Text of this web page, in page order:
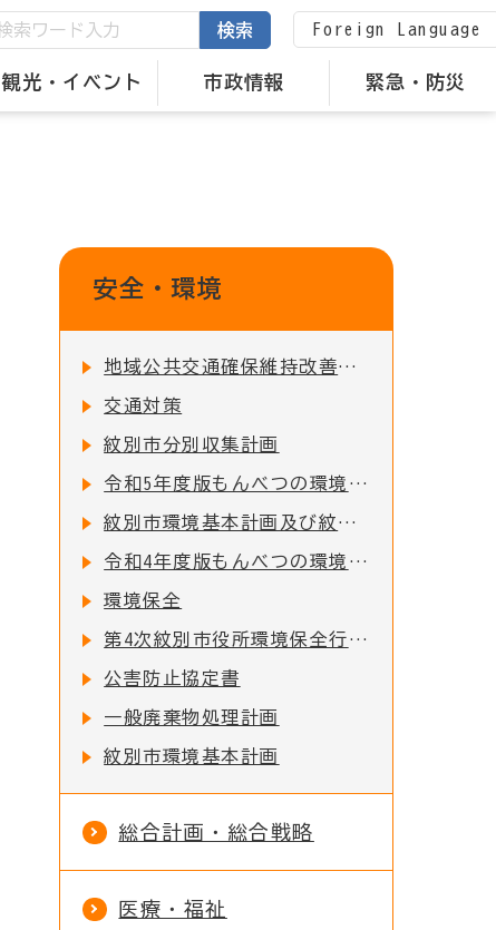
観光・イベント 市政情報 緊急・防災
検索 Foreign Language
安全・環境
地域公共交通確保維持改善事業に関する事業評価の公表について
交通対策
紋別市分別収集計画
令和5年度版もんべつの環境の公表について
紋別市環境基本計画及び紋別市地球温暖化対策実行計画
令和4年度版もんべつの環境の公表について
環境保全
第4次紋別市役所環境保全行動計画
公害防止協定書
一般廃棄物処理計画
紋別市環境基本計画
総合計画・総合戦略
医療・福祉